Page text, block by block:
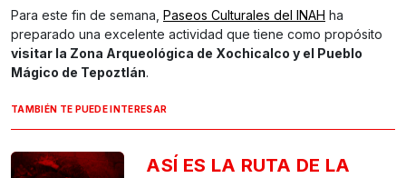
Para este fin de semana, Paseos Culturales del INAH ha
preparado una excelente actividad que tiene como propósito
visitar la Zona Arqueológica de Xochicalco y el Pueblo
Mágico de Tepoztlán.
TAMBIÉN TE PUEDE INTERESAR
ASÍ ES LA RUTA DE LA